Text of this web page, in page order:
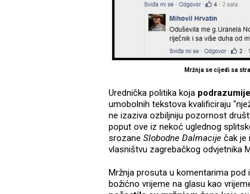
Mržnja se cijedi sa
Urednička politika koja
umobolnih tekstova kvalificiraju
ne izaziva ozbiljniju pozornost
poput ove iz nekoć uglednog
srozane Slobodne Dalmacije čak je
vlasništvu zagrebačkog odvjetnika
Mržnja prosuta u komentarima
božićno vrijeme na glasu kao